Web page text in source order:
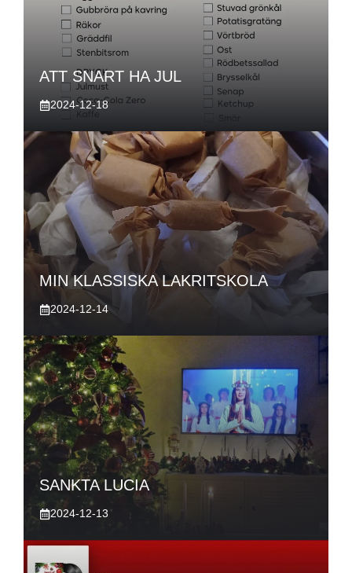
ATT SNART HA JUL
2024-12-18
MIN KLASSISKA LAKRITSKOLA
2024-12-14
SANKTA LUCIA
2024-12-13